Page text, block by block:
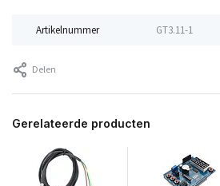
Artikelnummer GT3.11-1
Delen
Gerelateerde producten